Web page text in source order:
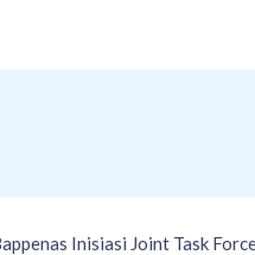
Inisiasi Joint Task